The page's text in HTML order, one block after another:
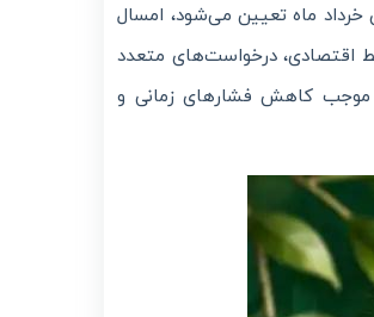
خرداد ماه تعیین می‌شود، امسال
اقتصادی، درخواست‌های متعدد
موجب کاهش فشارهای زمانی و